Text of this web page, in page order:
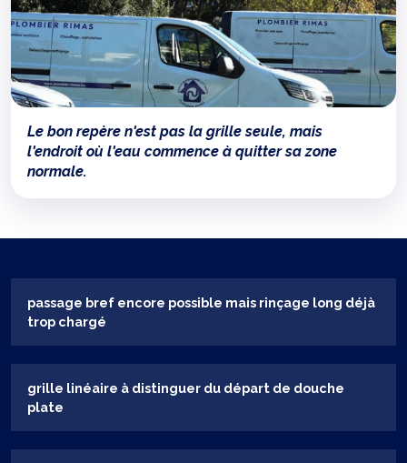
Le bon repère n'est pas la grille seule, mais
l'endroit où l'eau commence à quitter sa zone
normale.
passage bref encore possible mais rinçage long déjà
trop chargé
grille linéaire à distinguer du départ de douche
plate